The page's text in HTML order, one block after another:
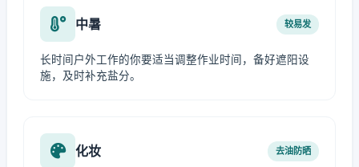
中暑 较易发
长时间户外工作的你要适当调整作业时间，备好遮阳设
施，及时补充盐分。
化妆 去油防晒